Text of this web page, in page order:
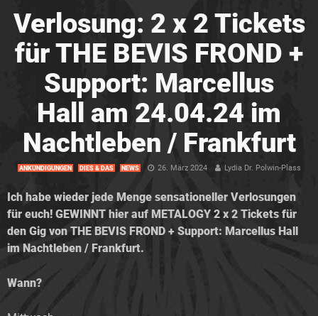
Verlosung: 2 x 2 Tickets
für THE BEVIS FROND +
Support: Marcellus
Hall am 24.04.24 im
Nachtleben / Frankfurt
ANKÜNDIGUNGEN DIES & DAS NEWS 26. März 2024 Lydia Dr. Polwin-Plass
Ich habe wieder jede Menge sensationeller Verlosungen
für euch! GEWINNT hier auf METALOGY 2 x 2 Tickets für
den Gig von THE BEVIS FROND + Support: Marcellus Hall
im Nachtleben / Frankfurt.
Wann?